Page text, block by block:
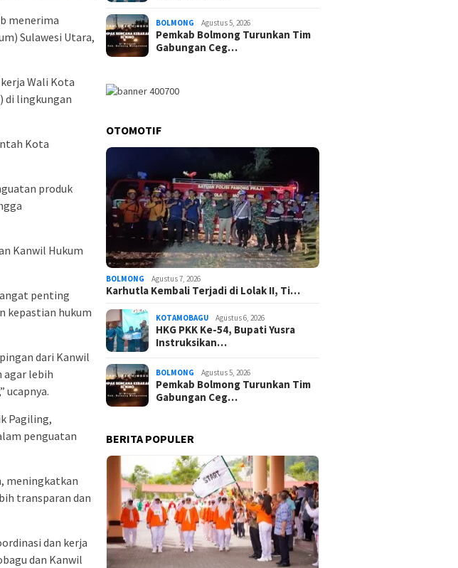
menerima
Sulawesi Utara,
Wali Kota
di lingkungan
Kota
produk
Kanwil Hukum
penting
kepastian hukum
dari Kanwil
agar lebih
ucapnya.
Pagiling,
penguatan
meningkatkan
transparan dan
dan kerja
dan Kanwil
BOLMONG Agustus 5, 2026
Pemkab Bolmong Turunkan Tim
Gabungan Ceg…
OTOMOTIF
BOLMONG Agustus 7, 2026
Karhutla Kembali Terjadi di Lolak II, Ti…
KOTAMOBAGU Agustus 6, 2026
HKG PKK Ke-54, Bupati Yusra
Instruksikan…
BOLMONG Agustus 5, 2026
Pemkab Bolmong Turunkan Tim
Gabungan Ceg…
BERITA POPULER